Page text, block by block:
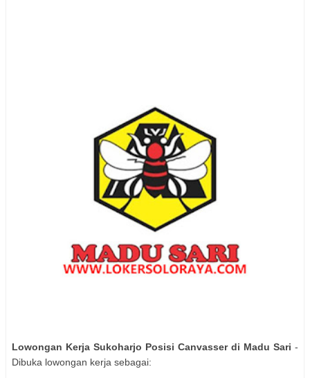
Lowongan Kerja Sukoharjo Posisi Canvasser di Madu Sari -
Dibuka lowongan kerja sebagai: